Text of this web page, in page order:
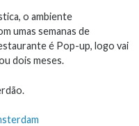
o ambiente
umas semanas de
é Pop-up, logo vai
dois meses.